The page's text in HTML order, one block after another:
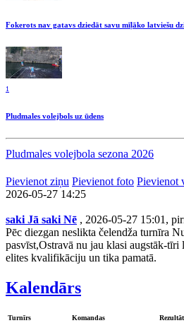
Fokerots nav gatavs dziedāt savu mīļāko latviešu
1
Pludmales volejbols uz ūdens
Pludmales volejbola sezona 2026
Pievienot ziņu Pievienot foto Pievienot
2026-05-27 14:25
saki Jā saki Nē , 2026-05-27 15:01,
Pēc diezgan neslikta čelendža turnīra
pasvīst,Ostravā nu jau klasi augstāk-tīri
elites kvalifikāciju un tika pamatā.
Kalendārs
Turnīrs Komandas